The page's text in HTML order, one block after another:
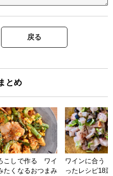
戻る
とめ
こしで作る ワイ
たくなるおつまみ
ワインに合う
ったレシピ18